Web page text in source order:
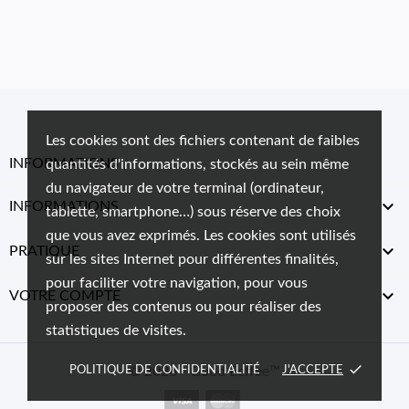
Les cookies sont des fichiers contenant de faibles
quantités d'informations, stockés au sein même
du navigateur de votre terminal (ordinateur,
tablette, smartphone…) sous réserve des choix
que vous avez exprimés. Les cookies sont utilisés
sur les sites Internet pour différentes finalités,
pour faciliter votre navigation, pour vous
proposer des contenus ou pour réaliser des
statistiques de visites.
POLITIQUE DE CONFIDENTIALITÉ J'ACCEPTE done
INFORMATIONS
INFORMATIONS 
PRATIQUE 
VOTRE COMPTE 
© 2026 - Good Eeffee™